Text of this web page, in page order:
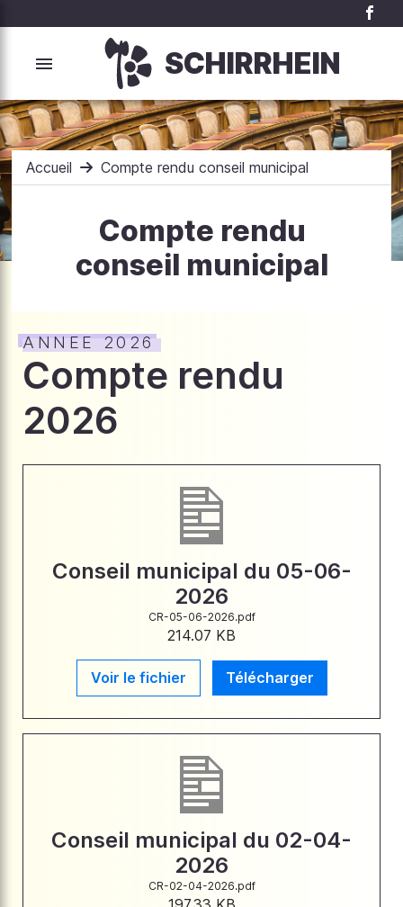
SCHIRRHEIN
Accueil Compte rendu conseil municipal
Compte rendu
conseil municipal
ANNEE 2026
Compte rendu
2026
Conseil municipal du 05-06-
2026
CR-05-06-2026.pdf
214.07 KB
Voir le fichier Télécharger
Conseil municipal du 02-04-
2026
CR-02-04-2026.pdf